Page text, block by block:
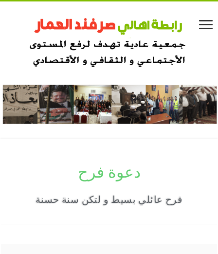
دعوة فرح
فرح عائلي بسيط و لتكن سنة حسنة